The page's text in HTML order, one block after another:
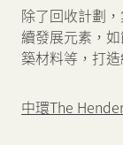
除了回收計劃
續發展元素，
築材料等，打
中環The